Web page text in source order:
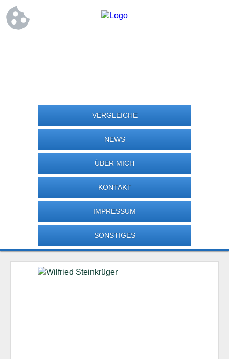
VERGLEICHE
NEWS
ÜBER MICH
KONTAKT
IMPRESSUM
SONSTIGES